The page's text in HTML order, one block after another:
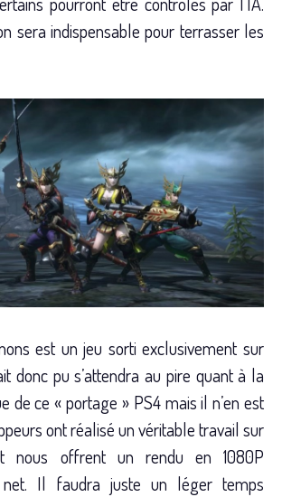
sera indispensable pour terrasser les
est un jeu sorti exclusivement sur
donc pu s’attendra au pire quant à la
de ce « portage » PS4 mais il n’en est
ont réalisé un véritable travail sur
nous offrent un rendu en 1080P
Il faudra juste un léger temps